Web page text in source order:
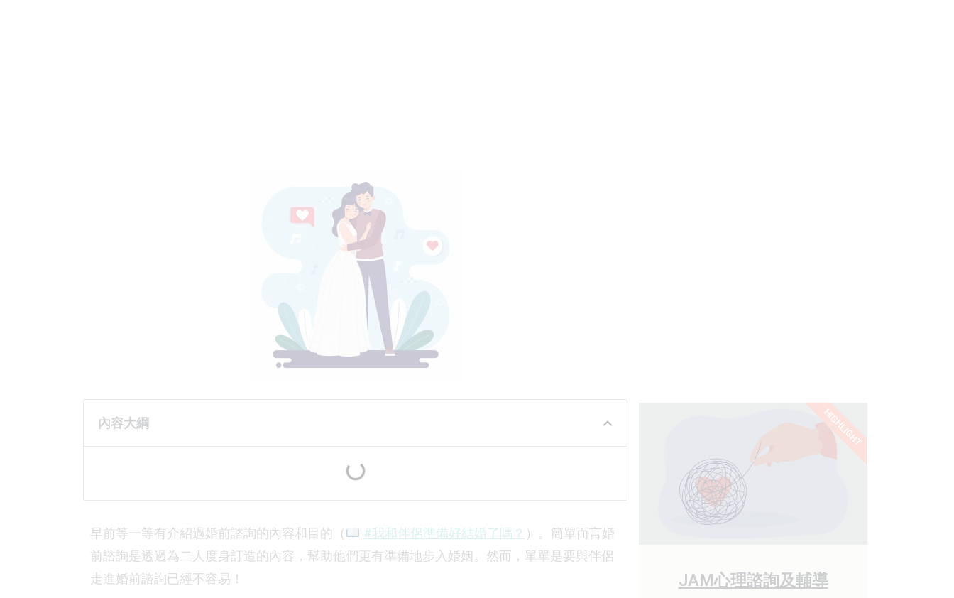
內容大綱
早前等一等有介紹過婚前諮詢的內容和目的（ #我和伴侶準備好結婚了嗎？ ）。簡單而言婚
前諮詢是透過為二人度身訂造的內容，幫助他們更有準備地步入婚姻。然而，單單是要與伴侶
走進婚前諮詢已經不容易！
JAM心理諮詢及輔導
HIGHLIGHT